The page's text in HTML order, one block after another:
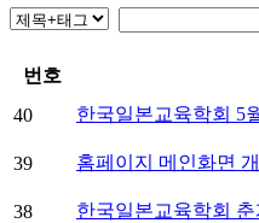
번호
40
한국일본교육학회 5
39 홈페이지 메인화면
38 한국일본교육학회